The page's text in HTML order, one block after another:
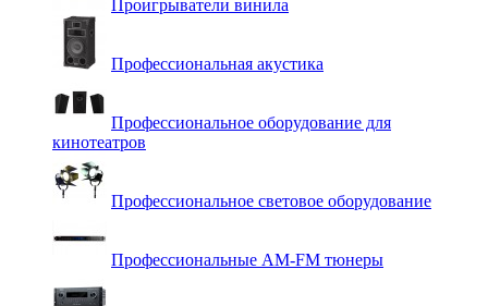
Проигрыватели винила
Профессиональная акустика
Профессиональное оборудование для
кинотеатров
Профессиональное световое оборудование
Профессиональные AM-FM тюнеры